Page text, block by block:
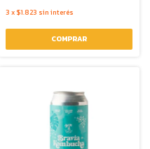
3 x $1.823 sin interés